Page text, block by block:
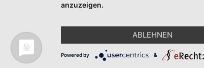
anzuzeigen.
ABLEHNEN
Powered by &